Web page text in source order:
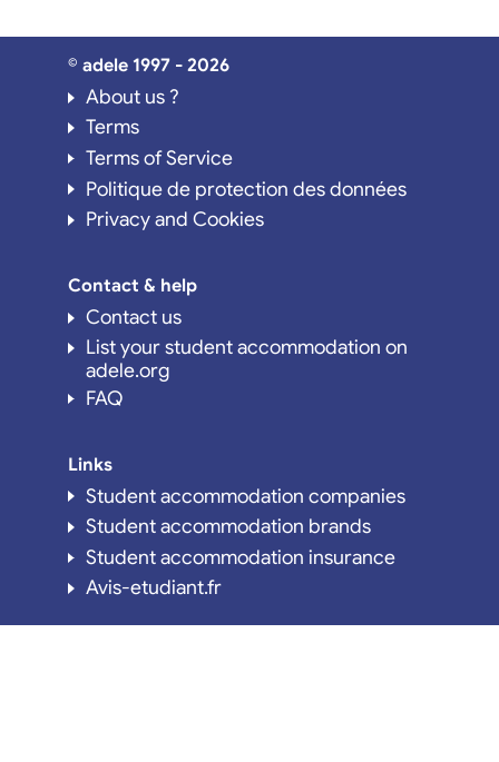
© adele 1997 - 2026
About us ?
Terms
Terms of Service
Politique de protection des données
Privacy and Cookies
Contact & help
Contact us
List your student accommodation on
adele.org
FAQ
Links
Student accommodation companies
Student accommodation brands
Student accommodation insurance
Avis-etudiant.fr